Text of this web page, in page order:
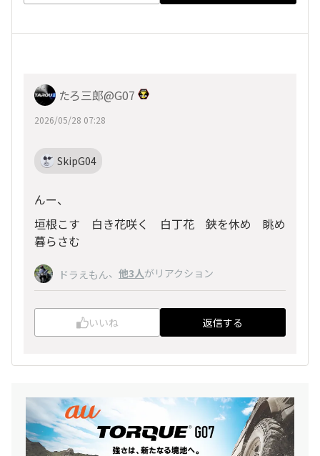
たろ三郎@G07
2026/05/28 07:28
SkipG04
んー、
垣根こす 白き花咲く 白丁花 鋏を休め 眺め
暮らさむ
ドラえもん、 他3人がリアクション
いいね 返信する